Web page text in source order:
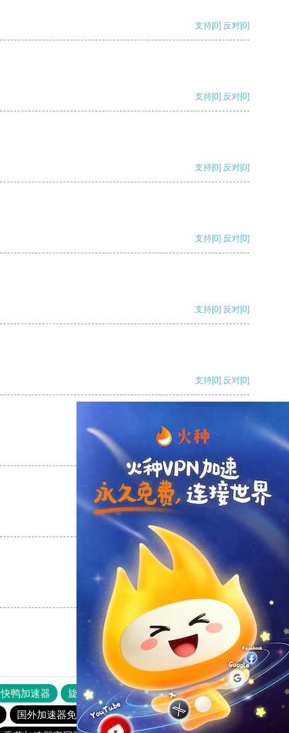
支持[0] 反对[0]
支持[0] 反对[0]
支持[0] 反对[0]
支持[0] 反对[0]
支持[0] 反对[0]
支持[0] 反对[0]
反对
反对[0]
快鸭加速器 旋风加速度器 外网网址导航
软件中心
国外加速器免费
毒舌加速器破解版永久免费